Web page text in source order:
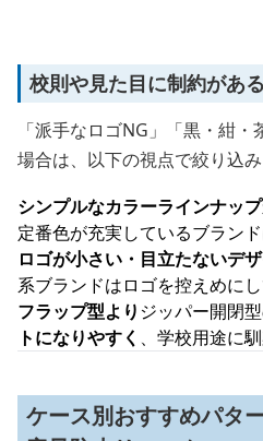
校則や見た目に制約があ
「派手なロゴNG」「黒・紺
場合は、以下の視点で絞り込み
シンプルなカラーラインナッ
定番色が充実しているブラン
ロゴが小さい・目立たないデ
系ブランドはロゴを控えめに
フラップ型より ジッパー開閉
トになりやすく 、学校用途に
ケース別おすすめパタ